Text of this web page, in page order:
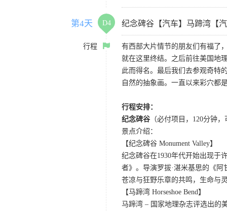
第4天 D4 纪念碑谷【汽车】马蹄湾【
行程
有西部大片情节的朋友们有福了
就在这里终结。之后前往美国地
此而得名。最后我们去参观奇特
自然的抽象画。一直以来彩穴都
行程安排：
纪念碑谷 （必付项目，120分钟
景点介绍：
【纪念碑谷 Monument Valley】
纪念碑谷在1930年代开始出现于
者》。导演罗拔·湛米基思的《
苍凉与狂野乐章的共鸣，生命与
【马蹄湾 Horseshoe Bend】
马蹄湾 – 国家地理杂志评选出的